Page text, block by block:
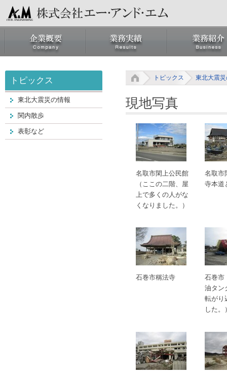
トピックス 東北大震
現地写真
名取市閑上公民館
（ここの二階、屋
上で多くの人がな
くなりました。）
名取市
寺本道
石巻市稱法寺
石巻市
油タン
転がり
した。
トピックス
東北大震災の情報
関内散歩
表彰など